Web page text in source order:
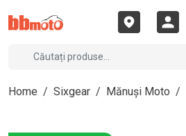
Home / Sixgear / Mănuși Moto /